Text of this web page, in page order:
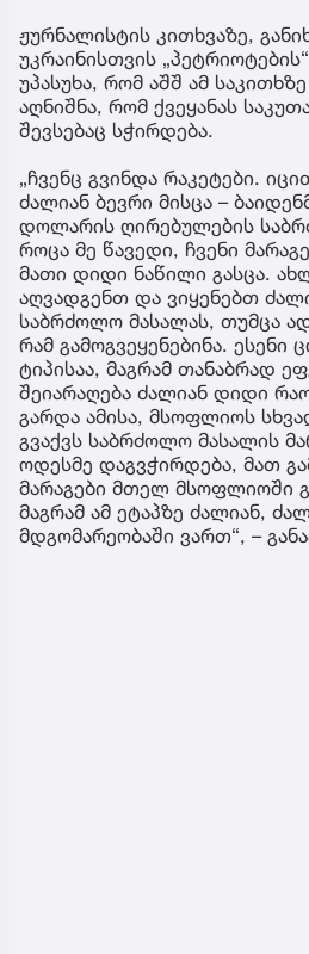
ჟურნალისტის კითხვაზე,
უკრაინისთვის
უპასუხა, რომ აშშ ამ
აღნიშნა, რომ ქვეყანას
შევსებაც სჭირდება.
„ჩვენც გვინდა რაკეტები.
ძალიან ბევრი მისცა –
დოლარის ღირებულების
როცა მე წავედი, ჩვენი
მათი დიდი ნაწილი გასცა.
აღვადგენთ და ვიყენებთ
საბრძოლო მასალას, თუმცა
რამ გამოგვეყენებინა.
ტიპისაა, მაგრამ თანაბრად
შეიარაღება ძალიან დიდი
გარდა ამისა, მსოფლიოს
გვაქვს საბრძოლო მასალის
ოდესმე დაგვჭირდება, მათ
მარაგები მთელ მსოფლიოში
მაგრამ ამ ეტაპზე ძალიან,
მდგომარეობაში ვართ“, –